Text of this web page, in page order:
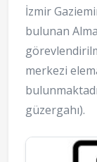
İzmir
bulunan
merkezi
güzergahı).